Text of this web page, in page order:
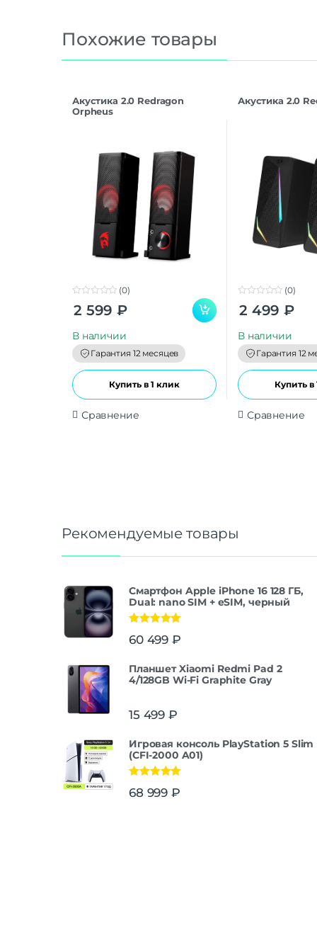
Похожие товары
Акустика 2.0 Redragon
Orpheus
o
o
(0)
2 599 ₽
В наличии
Гарантия 12 месяцев
Купить в 1 клик
Сравнение
Акустика 2.0
o
o
(0)
2 499 ₽
В наличии
Гарантия 12
Купить в
Сравнение
Рекомендуемые товары
Смартфон Apple iPhone 16 128 ГБ,
Dual: nano SIM + eSIM, черный
из 5
60 499 ₽
Планшет Xiaomi Redmi Pad 2
4/128GB Wi-Fi Graphite Gray
15 499 ₽
Игровая консоль PlayStation 5 Slim
(CFI-2000 A01)
из 5
68 999 ₽